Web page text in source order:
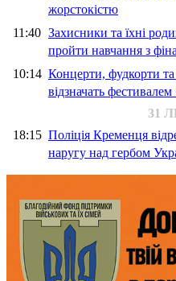
жорстокістю
11:40 Захисники та їхні
пройти навчання з
10:14 Концерти, фудкорти
відзначать
31
18:15 Поліція Кременця
наругу над гербом